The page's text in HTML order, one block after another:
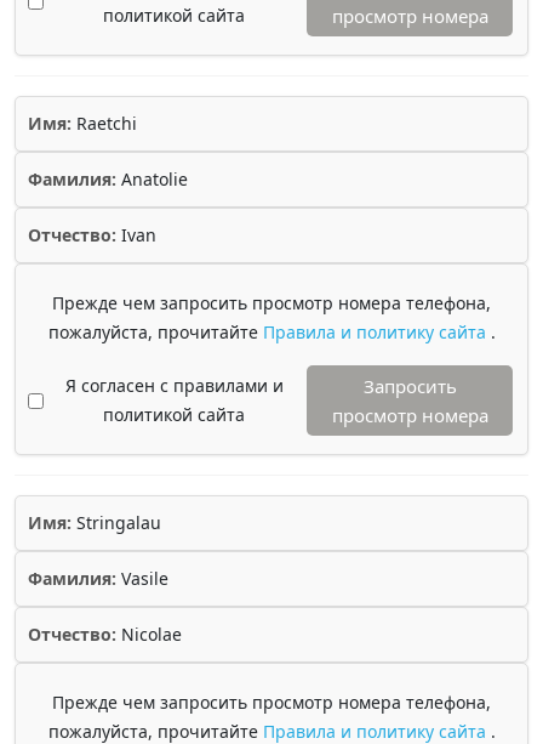
политикой сайта
просмотр номера
Имя: Raetchi
Фамилия: Anatolie
Отчество: Ivan
Прежде чем запросить просмотр номера телефона,
пожалуйста, прочитайте Правила и политику сайта .
Я согласен с правилами и
политикой сайта
Запросить
просмотр номера
Имя: Stringalau
Фамилия: Vasile
Отчество: Nicolae
Прежде чем запросить просмотр номера телефона,
пожалуйста, прочитайте Правила и политику сайта .